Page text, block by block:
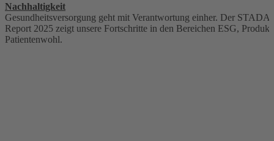
Nachhaltigkeit
Gesundheitsversorgung geht mit Verantwortung einher. Der STADA
Report 2025 zeigt unsere Fortschritte in den Bereichen ESG,
Patientenwohl.